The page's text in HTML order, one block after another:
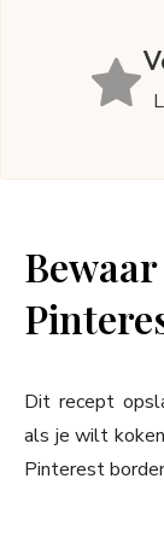
Dit recept
als je wilt
Pinterest